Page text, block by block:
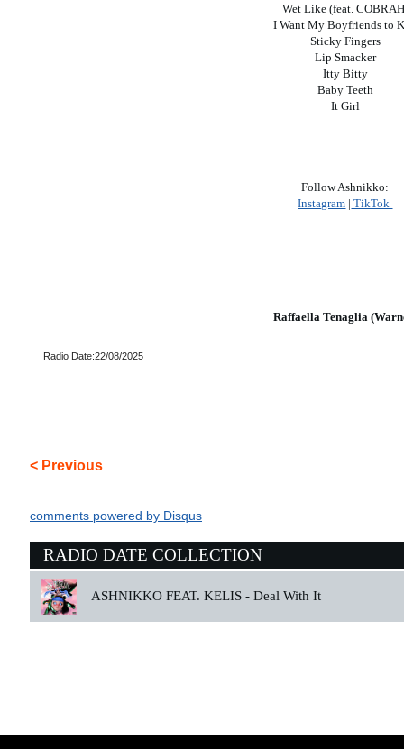
Wet Like (feat.
I Want My Boyfriends to
Sticky Fingers
Lip Smacker
Itty Bitty
Baby Teeth
It Girl
Follow Ashnikko:
Instagram | TikTok
Raffaella Tenaglia
Radio Date:22/08/2025
< Previous
comments powered by Disqus
RADIO DATE COLLECTION
ASHNIKKO FEAT. KELIS - Deal With It